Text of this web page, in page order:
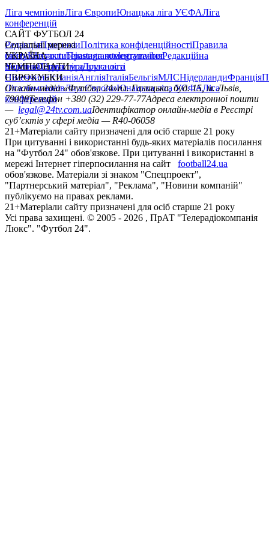
Ліга чемпіонівЛіга ЄвропиЮнацька ліга УЄФАЛіга
конференцій
САЙТ ФУТБОЛ 24
РедакціяПрогнозиПолітика конфіденційностіПравила
сайтуКонтактиПравила коментуванняРедакційна
політикаСтруктура власності
Соціальні мережі
facebookxyoutubeinstagramtelegramviber
УКРАЇНА
УкраїнаПерша лігаДруга ліга
ЧЕМПІОНАТИ
НімеччинаІспаніяАнгліяІталіяБельгіяМЛСНідерландиФранція
ЄВРОКУБКИ
Ліга чемпіонівЛіга ЄвропиЮнацька ліга УЄФАЛіга
конференцій
Онлайн-медіа «Футбол 24»пл. Галицька, буд. 15, м. Львів,
79008Телефон +380 (32) 229-77-77Адреса електронної пошти
— legal@24tv.com.uaІдентифікатор онлайн-медіа в Реєстрі
суб’єктів у сфері медіа — R40-06058
21+Матеріали сайту призначені для осіб старше 21 року
При цитуванні і використанні будь-яких матеріалів посилання
на "Футбол 24" обов'язкове. При цитуванні і використанні в
мережі Інтернет гіперпосилання на сайт
football24.ua
обов'язкове. Матеріали зі знаком "Спецпроект",
"Партнерський матеріал", "Реклама", "Новини компаній"
публікуємо на правах реклами.
21+Матеріали сайту призначені для осіб старше 21 року
Усi права захищенi. © 2005 - 2026 , ПрАТ "Телерадіокомпанія
Люкс". "Футбол 24".